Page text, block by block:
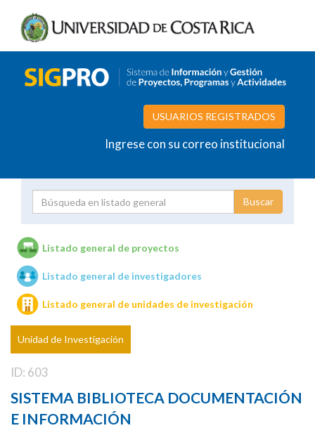
USUARIOS REGISTRADOS
Ingrese con su correo institucional
Unidades de investigación
Listado general de proyectos
Listado general de investigadores
Listado general de unidades de investigación
Unidad de Investigación
ID: 603
SISTEMA BIBLIOTECA DOCUMENTACIÓN
E INFORMACIÓN